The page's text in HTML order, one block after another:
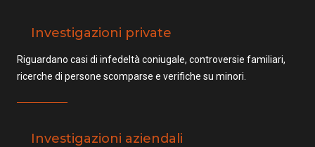
Investigazioni private
Riguardano casi di infedeltà coniugale, controversie familiari,
ricerche di persone scomparse e verifiche su minori.
Investigazioni aziendali